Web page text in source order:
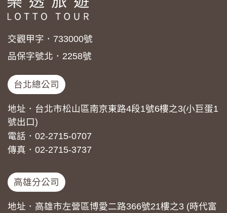
交觀甲字．733000號
品保字號北．2258號
台北總公司
地址．台北市松山區南京東路4段1號6樓之3(小巨蛋1
號出口)
電話．02-2715-0707
傳真．02-2715-3737
高雄分公司
地址．高雄市左營區博愛二路366號21樓之3 (時代富